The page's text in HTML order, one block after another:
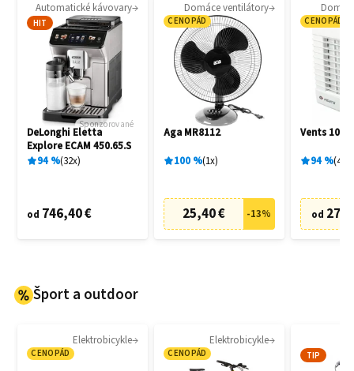
Automatické kávovary
HIT
Sponzorované
DeLonghi Eletta
Explore ECAM 450.65.S
94% 32x
od 746,40 €
Domáce ventilátory
CENOPÁD
Aga MR8112
100% 1x
25,40 € -13%
CENOPÁD
Vents 100
94% 4
od
Šport a outdoor
Elektrobicykle
CENOPÁD
Elektrobicykle
CENOPÁD TIP